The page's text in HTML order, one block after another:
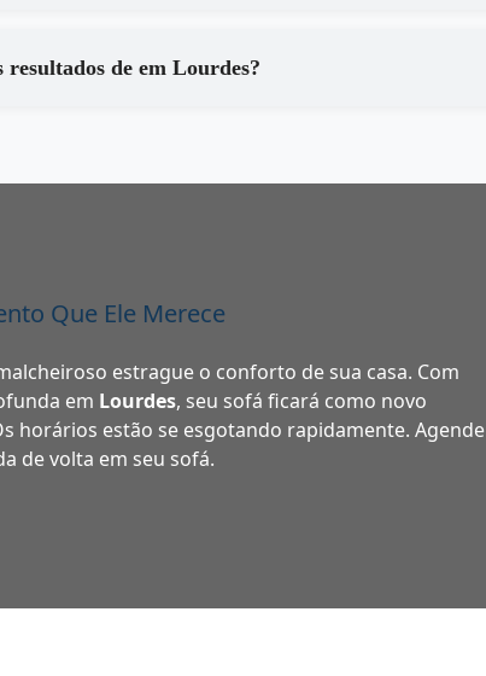
Como posso ter certeza dos resultados de em Lourdes?
Que Ele Merece
estrague o conforto de sua casa. Com
em Lourdes, seu sofá ficará como novo
horários estão se esgotando rapidamente. Agende
de volta em seu sofá.